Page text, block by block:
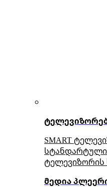
SMART
ტელევიზორის
მედია